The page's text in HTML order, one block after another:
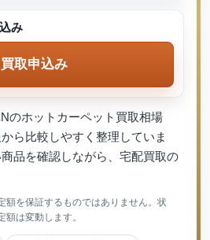
のホットカーペット買取相場
ら比較しやすく整理していま
品を確認しながら、宅配買取の
額を保証するものではありません。状
は変動します。
み
買取申込み